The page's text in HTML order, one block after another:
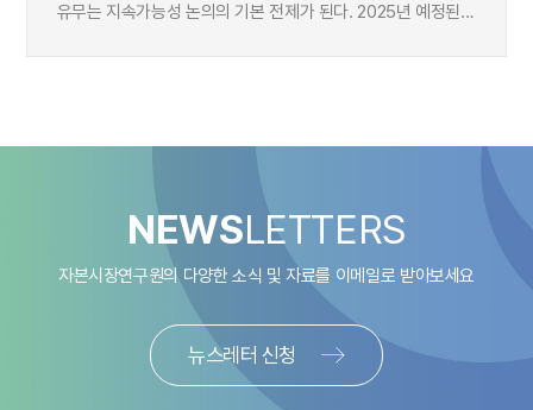
유무는 지속가능성 논의의 기본 전제가 된다. 2025년 예정된
비용의 낭비 요소가 될 수 있다. 본 보고서는 이러한 관점을
배경으로 지속가능성 정보 중 기업가치와 연관성이 있다고
판단되는 중요한 정보의 공개가 주가 정보성과 관련이 있는지
국내 상장사를 대상으로 살펴보았다. 현재 논의되고 있는
국제회계기준(IFRS) 재단의 지속가능성 공시기준은 투자자
관점에서 정보의 중요성 측면을 강조하고 있다. 산업 특성에
따라 지속가능성 관련 정보의 중요도가 다르기 때문에
지속가능회계기준위원회(SASB)가 마련한 산업별 중요성 공시
체계를 바탕으로 하고 있다. IFRS 지속가능성 공시기준은 기업
스스로가 자신이 속한 산업의 지속가능성 지표 중 중요하다고
NEWSLETTERS
자본시장연구원의 다양한 소식 및 자료를 이메일로 받아보세요
뉴스레터 신청